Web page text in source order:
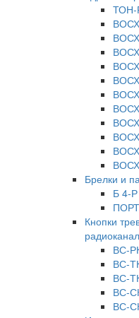
ТОН-
Брелки и
Б 4-Р
Кнопки
ВС-
ВС-
ВС-
ВС-
ВС-